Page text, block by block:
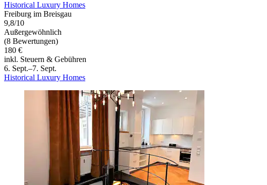
Historical Luxury Homes
Freiburg im Breisgau
9,8/10
Außergewöhnlich
(8 Bewertungen)
180 €
inkl. Steuern & Gebühren
6. Sept.–7. Sept.
Historical Luxury Homes